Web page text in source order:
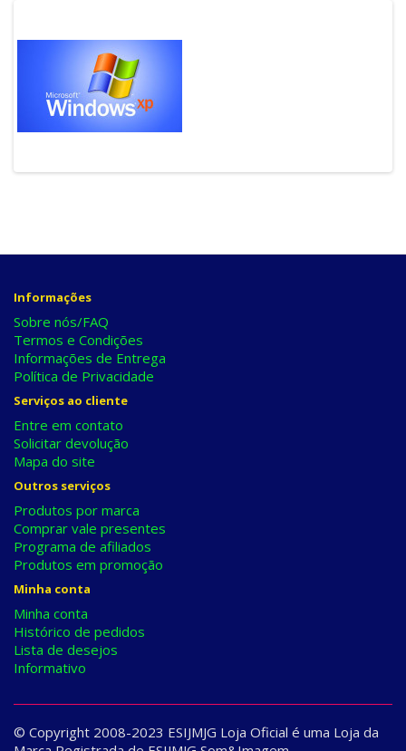
Informações
Sobre nós/FAQ
Termos e Condições
Informações de Entrega
Política de Privacidade
Serviços ao cliente
Entre em contato
Solicitar devolução
Mapa do site
Outros serviços
Produtos por marca
Comprar vale presentes
Programa de afiliados
Produtos em promoção
Minha conta
Minha conta
Histórico de pedidos
Lista de desejos
Informativo
© Copyright 2008-2023 ESIJMJG Loja Oficial é uma Loja da